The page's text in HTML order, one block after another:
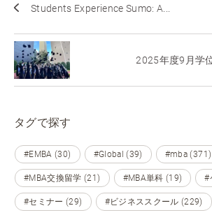
Students Experience Sumo: A...
2025年度9月学
タグで探す
#EMBA (30) #Global (39) #mba (371)
#MBA交換留学 (21) #MBA単科 (19) #
#セミナー (29) #ビジネススクール (229)